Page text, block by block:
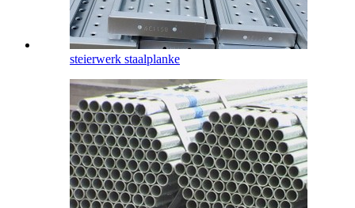
steierwerk staalplanke